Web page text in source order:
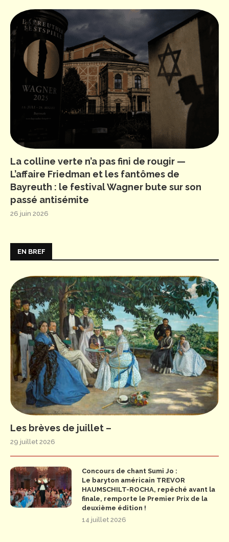
La colline verte n’a pas fini de rougir —
L’affaire Friedman et les fantômes de
Bayreuth : le festival Wagner bute sur son
passé antisémite
26 juin 2026
EN BREF
Les brèves de juillet –
29 juillet 2026
Concours de chant Sumi Jo :
Le baryton américain TREVOR
HAUMSCHILT-ROCHA, repêché avant la
finale, remporte le Premier Prix de la
deuxième édition !
14 juillet 2026